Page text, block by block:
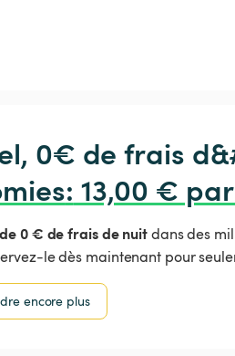
0€ de frais
: 13,00 €
de 0 € de frais de nuitdans des
le dès maintenant pour
encore plus